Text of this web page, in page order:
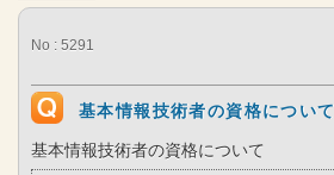
No : 5291
基本情報技術者の資格について
基本情報技術者の資格について